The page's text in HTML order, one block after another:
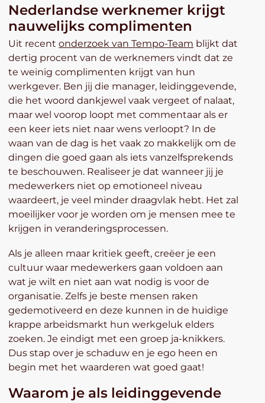
Nederlandse werknemer krijgt
nauwelijks complimenten
Uit recentonderzoek van Tempo-Team blijkt dat
dertig procent van de werknemers vindt dat ze
te weinig complimenten krijgt van hun
werkgever. Ben jij die manager, leidinggevende,
die het woord dankjewel vaak vergeet of nalaat,
maar wel voorop loopt met commentaar als er
een keer iets niet naar wens verloopt? In de
waan van de dag is het vaak zo makkelijk om de
dingen die goed gaan als iets vanzelfsprekends
te beschouwen. Realiseer je dat wanneer jij je
medewerkers niet op emotioneel niveau
waardeert, je veel minder draagvlak hebt. Het zal
moeilijker voor je worden om je mensen mee te
krijgen in veranderingsprocessen.
Als je alleen maar kritiek geeft, creëer je een
cultuur waar medewerkers gaan voldoen aan
wat je wilt en niet aan wat nodig is voor de
organisatie. Zelfs je beste mensen raken
gedemotiveerd en deze kunnen in de huidige
krappe arbeidsmarkt hun werkgeluk elders
zoeken. Je eindigt met een groep ja-knikkers.
Dus stap over je schaduw en je ego heen en
begin met het waarderen wat goed gaat!
Waarom je als leidinggevende